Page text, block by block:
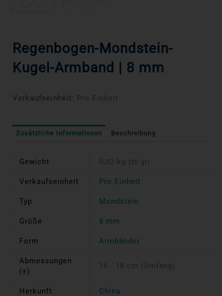
Regenbogen-Mondstein-
Kugel-Armband | 8 mm
Verkaufseinheit: Pro Einheit
Zusätzliche Informationen Beschreibung
Gewicht 0,02 kg (20 gr)
Verkaufseinheit Pro Einheit
Typ Mondstein
Größe 8 mm
Form Armbänder
Abmessungen
(±)
16 - 18 cm (Umfang)
Herkunft China